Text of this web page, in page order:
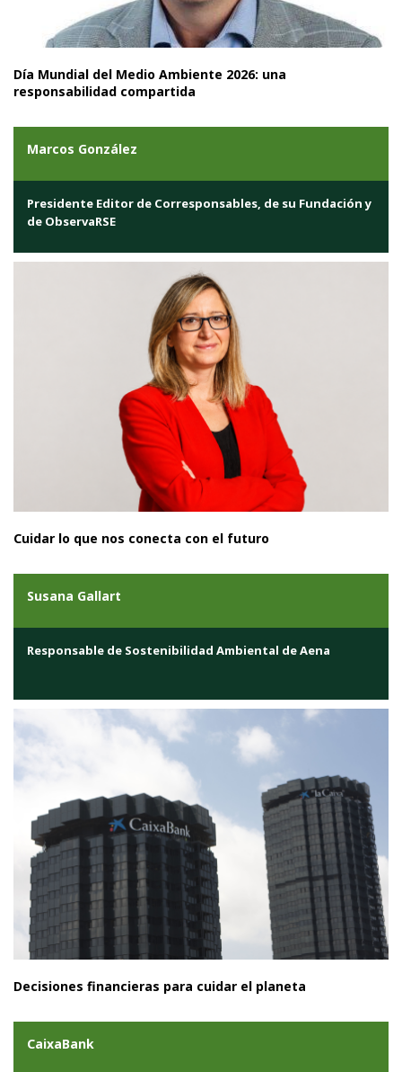
Día Mundial del Medio Ambiente 2026: una
responsabilidad compartida
Marcos González
Presidente Editor de Corresponsables, de su Fundación y
de ObservaRSE
Cuidar lo que nos conecta con el futuro
Susana Gallart
Responsable de Sostenibilidad Ambiental de Aena
Decisiones financieras para cuidar el planeta
CaixaBank